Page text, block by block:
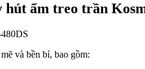
hút ẩm treo trần
và bền bỉ, bao gồm: